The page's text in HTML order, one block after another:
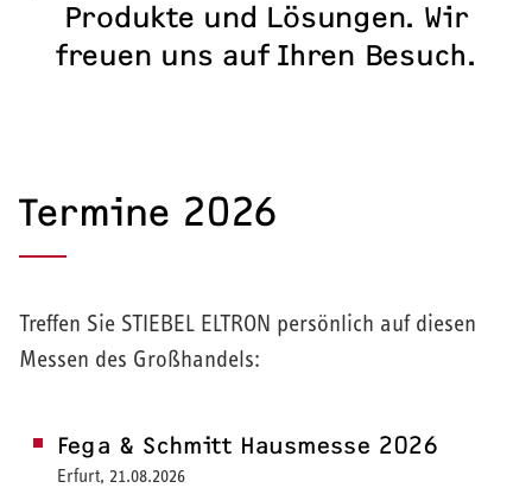
Übersicht
Neuheiten & Highlights 2026
Warmwasser-Fachwissen
Referenzen
Produkte und Lösungen. Wir
freuen uns auf Ihren Besuch.
Termine 2026
Treffen Sie STIEBEL ELTRON persönlich auf diesen
Messen des Großhandels:
Fega & Schmitt Hausmesse 2026
Erfurt, 21.08.2026